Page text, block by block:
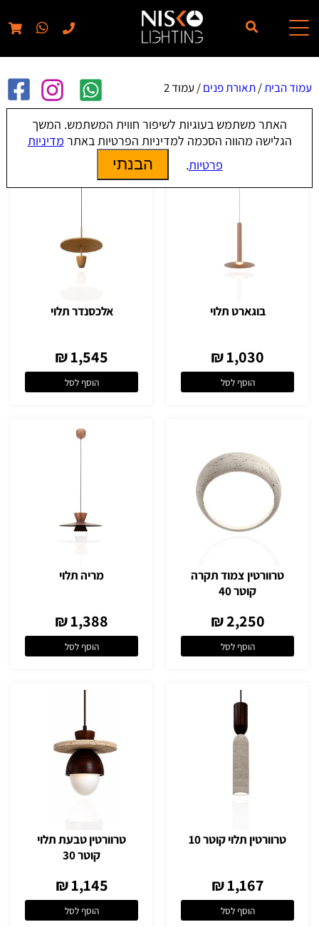
עמוד הבית/תאורת פנים/ עמוד 2
תאורת פנים
בוגארט תלוי
1,030 ₪
הוסף לסל
אלכסנדר תלוי
1,545 ₪
הוסף לסל
טרוורטין צמוד תקרה
קוטר 40
2,250 ₪
הוסף לסל
מריה תלוי
1,388 ₪
הוסף לסל
טרוורטין תלוי קוטר 10
1,167 ₪
הוסף לסל
טרוורטין טבעת תלוי
קוטר 30
1,145 ₪
הוסף לסל
האתר משתמש בעוגיות לשיפור חווית המשתמש. המשך
הגלישה מהווה הסכמה למדיניות הפרטיות באתר מדיניות
פרטיות. הבנתי